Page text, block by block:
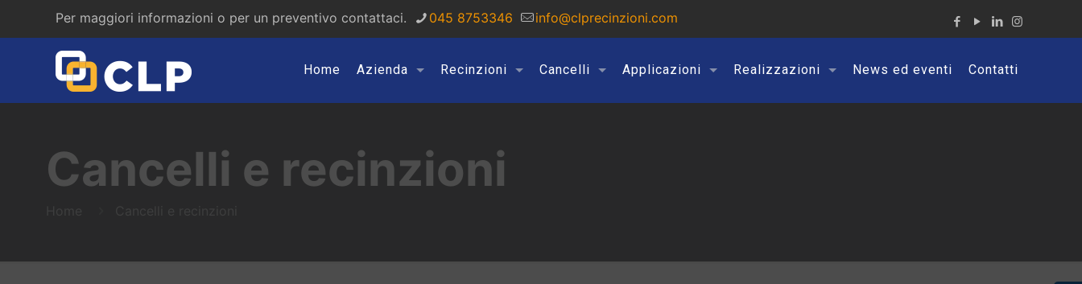
Per maggiori informazioni o per un preventivo contattaci. 045 8753346 info@clprecinzioni.com
Home Azienda Recinzioni Cancelli Applicazioni Realizzazioni News ed eventi Contatti
Cancelli e recinzioni